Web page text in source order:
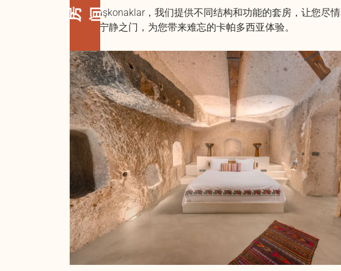
作为 Taşkonaklar，我们提供不同结构和功能的套房，让您尽
舒适与宁静之门，为您带来难忘的卡帕多西亚体验。
房间